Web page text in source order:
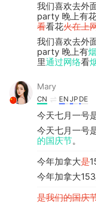
我们喜欢去外
party 晚上有
看看花火在上
我们喜欢去外
party 晚上有
里通过网络看
Mary
CN ENJPDE
今天七月一号
今天七月一号
的国庆节。
今年加拿大是
今年加拿大
是我们的国庆